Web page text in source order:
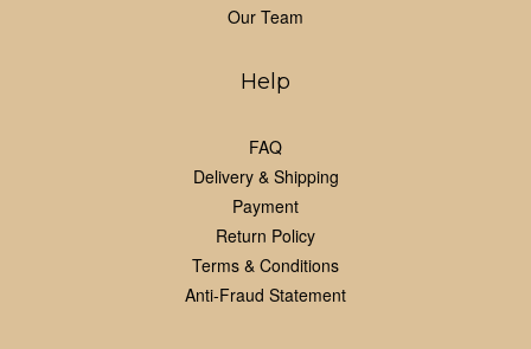
Our Team
Help
FAQ
Delivery & Shipping
Payment
Return Policy
Terms & Conditions
Anti-Fraud Statement